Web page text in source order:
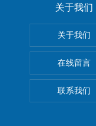
关于我们
关于我们
在线留言
联系我们